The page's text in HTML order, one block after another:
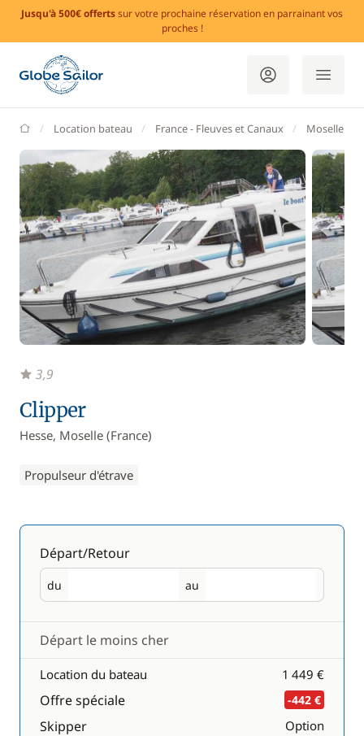
Jusqu'à 500€ offertssur votre prochaine réservation en parrainant vos
proches !
GlobeSailor
Location bateau France - Fleuves et Canaux Moselle
Clipper
Hesse, Moselle (France)
Propulseur d'étrave
3,9
Départ/Retour
du
Départ au
Retour
Départ le moins cher
Location du bateau 1 449 €
Offre spéciale -442 €
Skipper Option